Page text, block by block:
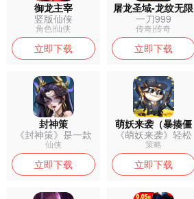
御龙主宰
竖版仙侠
角色|仙侠
立即下载
屠龙圣域-龙纹无限
刀
一刀999
传奇|传奇
立即下载
封神策
《封神策》是一款
以封神题材为...
仙侠
立即下载
萌妖来袭（暴揍僵
尸）
《萌妖来袭》轻松
上头的放置卡...
策略
立即下载